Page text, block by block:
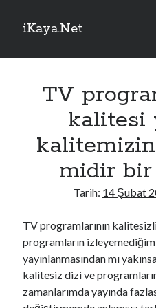
iKaya.Net
Yan
Arama
TRTHaber – Son Dakika!
Pakistan Başbakanı Şerif, Mekke
HAYAT 112 Acil uygulaması için
Bakan Kacır: Türk bilim insanları 10
gerçekleştirdi
Asrın inşasında Elazığ'da 14 bin 894
Türkiye'nin özgün havacılık motoru
altında toplanıyor
TV
kalitesi
midir bir
Tarih: 14 Şubat
TV programlarının
programların
yayınlanmasından mı
kalitesiz dizi ve
zamanlarımda yayında